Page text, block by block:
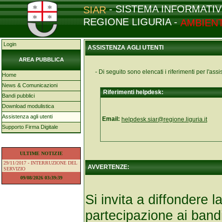
SIAR- SISTEMA
REGIONE LIGURIA -
Login
AREA PUBBLICA
Home
News & Comunicazioni
Bandi pubblici
Download modulistica
Assistenza agli utenti
Supporto Firma Digitale
ULTIME NOTIZIE
29/11/2017 - INTERRUZIONE DEL
SERVIZIO
09/08/2026 03:39:39
ASSISTENZA AGLI UTENTI
- Di seguito sono elencati i riferimenti per
Riferimenti helpdesk:
Email: helpdesk.siar@regione.liguria.it
AVVERTENZE:
Si invita a diffondere
partecipazione ai